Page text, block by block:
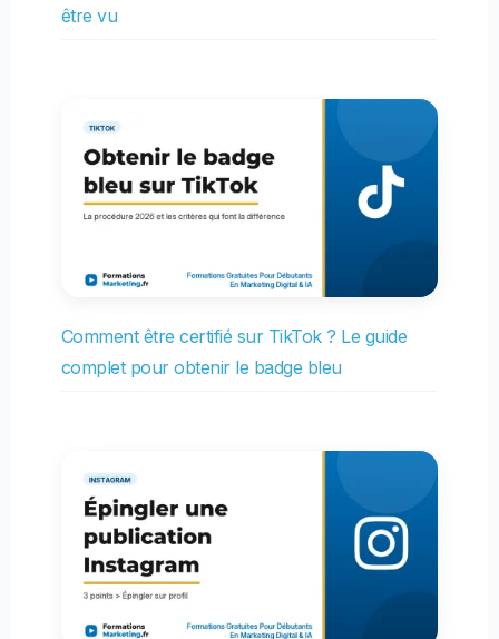
être vu
Comment être certifié sur TikTok ? Le guide
complet pour obtenir le badge bleu